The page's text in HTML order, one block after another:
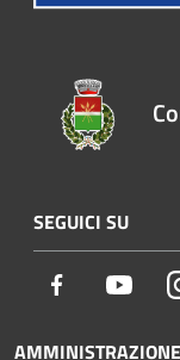
SEGUICI SU
Facebook
AMMINISTRAZIONE